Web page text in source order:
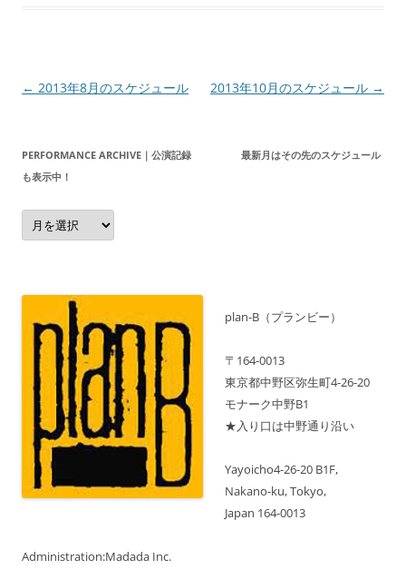
投
ビ
ー
シ
ン
← 2013年8月のスケジュール 2013年10月のスケジュール →
PERFORMANCE ARCHIVE｜公演記録 最新月はその先のスケジュール
も表示中！
Performance
Archive
｜
録
月
先
の
ュ
も
表
plan-B（プランビー）
〒164-0013
東京都中野区弥生町4-26-20
モナーク中野B1
★入り口は中野通り沿い
Yayoicho4-26-20 B1F,
Nakano-ku, Tokyo,
Japan 164-0013
Administration:Madada Inc.